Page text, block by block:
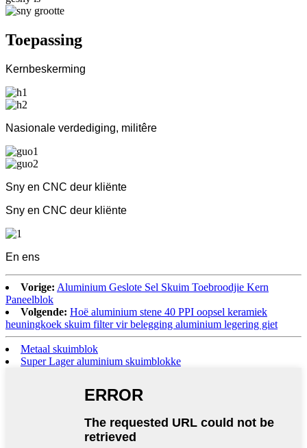
Toepassing
Kernbeskerming
Nasionale verdediging, militêre
Sny en CNC deur kliënte
Sny en CNC deur kliënte
En ens
Vorige: Aluminium Geslote Sel Skuim Toebroodjie Kern
Paneelblok
Volgende: Hoë aluminium stene 40 PPI oopsel keramiek
heuningkoek skuim filter vir belegging aluminium legering giet
Metaal skuimblok
Super Lager aluminium skuimblokke